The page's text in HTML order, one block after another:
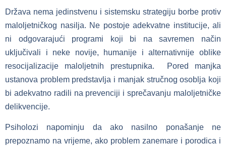
Država nema jedinstvenu i sistemsku strategiju borbe protiv
maloljetničkog nasilja. Ne postoje adekvatne institucije, ali
ni odgovarajući programi koji bi na savremen način
uključivali i neke novije, humanije i alternativnije oblike
resocijalizacije maloljetnih prestupnika. Pored manjka
ustanova problem predstavlja i manjak stručnog osoblja koji
bi adekvatno radili na prevenciji i sprečavanju maloljetničke
delikvencije.
Psiholozi napominju da ako nasilno ponašanje ne
prepoznamo na vrijeme, ako problem zanemare i porodica i